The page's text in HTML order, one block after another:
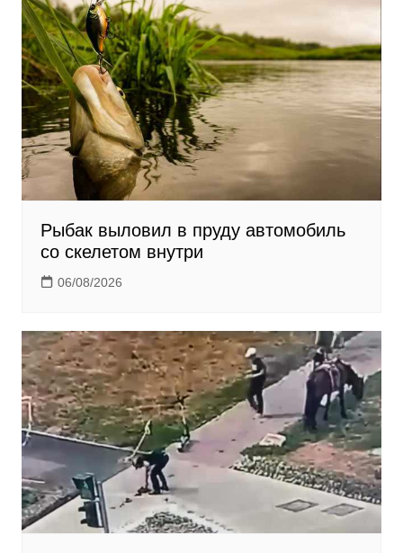
n
i
k
i
Рыбак выловил в пруду автомобиль
со скелетом внутри
06/08/2026